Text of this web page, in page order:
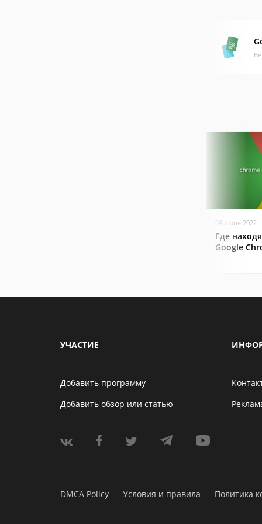
04 июня 2022
Где
Google
УЧАСТИЕ
Добавить программу
Добавить обзор или статью
DMCA Policy Условия и правила Политика